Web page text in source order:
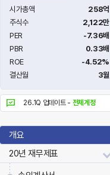
시가총액
258억
주식수
2,122만
PER
-7.36배
PBR
0.33배
ROE
-4.52%
결산월
3월
26.1Q 업데이트 - 전체계정
개요
20년 재무제표